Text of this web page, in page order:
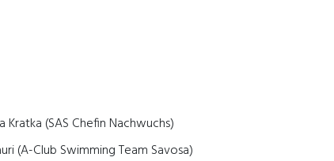
(SAS Chefin Nachwuchs)
(A-Club Swimming Team Savosa)